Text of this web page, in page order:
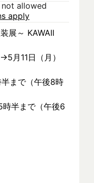
allowed
apply
展～ KAWAII
月11日（月）
まで（午後8時
時半まで（午後6